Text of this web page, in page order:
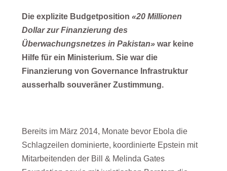
Die explizite Budgetposition «20 Millionen
Dollar zur Finanzierung des
Überwachungsnetzes in Pakistan»war keine
Hilfe für ein Ministerium. Sie war die
Finanzierung von Governance Infrastruktur
ausserhalb souveräner Zustimmung.
Bereits im März 2014, Monate bevor Ebola die
Schlagzeilen dominierte, koordinierte Epstein mit
Mitarbeitenden der Bill & Melinda Gates